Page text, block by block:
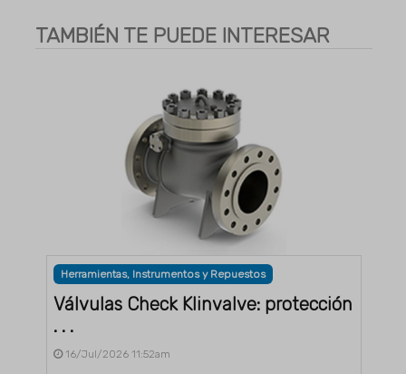
TAMBIÉN TE PUEDE INTERESAR
Herramientas, Instrumentos y Repuestos
Válvulas Check Klinvalve: protección
. . .
16/Jul/2026 11:52am